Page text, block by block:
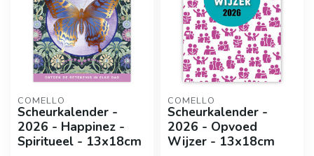
COMELLO
Scheurkalender -
2026 - Happinez -
Spiritueel - 13x18cm
COMELLO
Scheurkalender -
2026 - Opvoed
Wijzer - 13x18cm